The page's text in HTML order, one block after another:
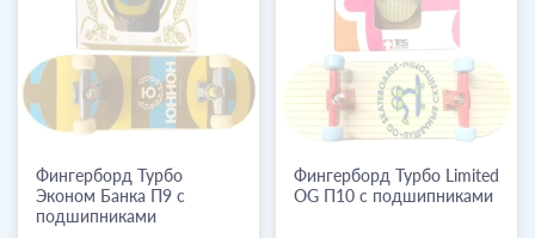
Фингерборд Турбо
Эконом Банка П9 с
подшипниками
Фингерборд Турбо Limited
OG П10 с подшипниками